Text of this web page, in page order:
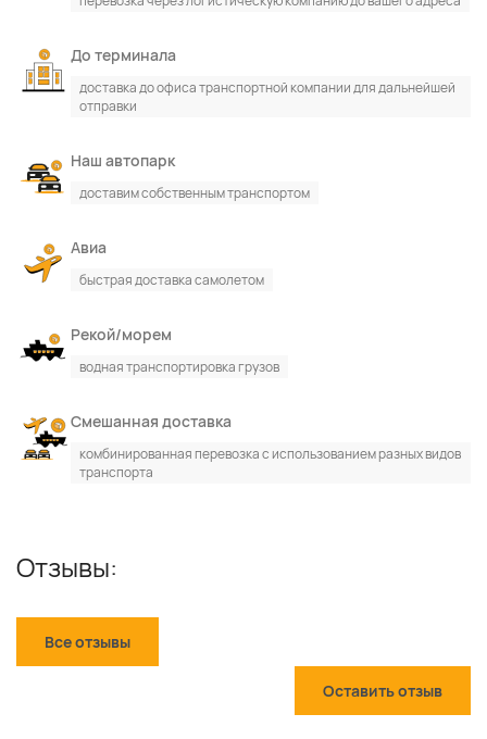
До терминала
доставка до офиса транспортной компании для дальнейшей
отправки
Наш автопарк
доставим собственным транспортом
Авиа
быстрая доставка самолетом
Рекой/морем
водная транспортировка грузов
Смешанная доставка
комбинированная перевозка с использованием разных видов
транспорта
Отзывы:
Все отзывы
Оставить отзыв